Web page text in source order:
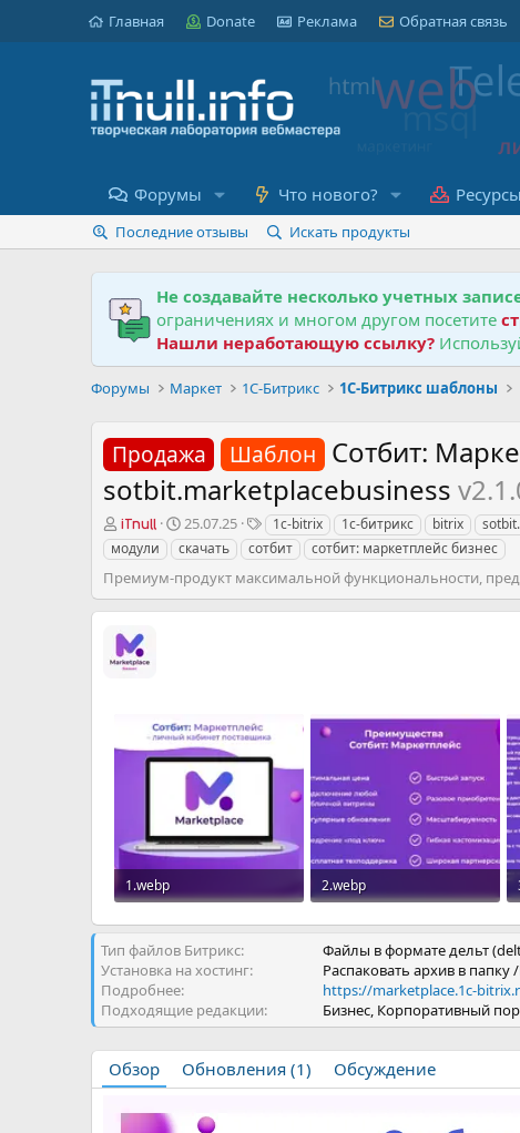
Главная Donate Реклама Обратная связь
Форумы Что нового? Ресурсы
Последние отзывы Искать продукты
Не создавайте несколько учетных
ограничениях и многом другом посетите
Нашли неработающую ссылку?
Форумы Маркет 1С-Битрикс 1С-Битрикс шаблоны
Продажа Шаблон Сотбит:
sotbit.marketplacebusiness
П
р
о
д
а
е
ц
iTnull
Д
а
т
а
с
и
я
25.07.25
Т
е
г
и
1c-bitrix 1с-битрикс bitrix
модули
скачать сотбит сотбит: маркетплейс бизнес
Премиум-продукт максимальной функциональности,
1.webp
2.webp
Тип файлов Битрикс
Файлы в формате дельт
Установка на хостинг
Распаковать архив в
Подробнее
https://marketplace.1c-
Подходящие редакции
Бизнес, Корпоративный
Обзор Обновления (1) Обсуждение